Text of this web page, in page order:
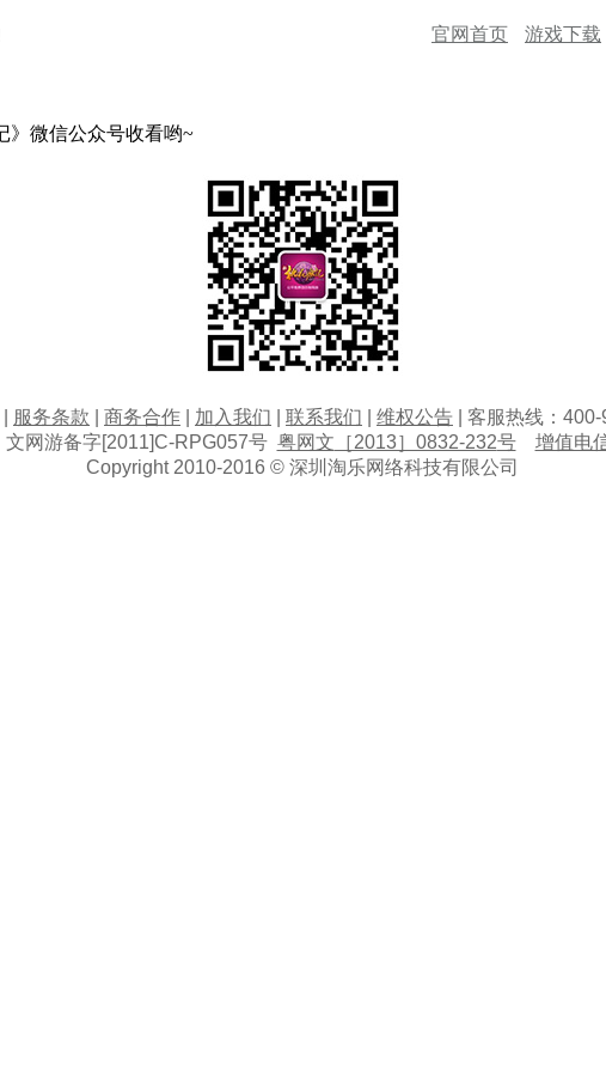
官网首页 游戏下载
》微信公众号收看哟~
服务条款 商务合作 加入我们 联系我们 维权公告 客服热线： 400-
文网游备字[2011]C-RPG057号 粤网文 ［2013］0832-232号 增值电
Copyright 2010-2016 © 深圳淘乐网络科技有限公司